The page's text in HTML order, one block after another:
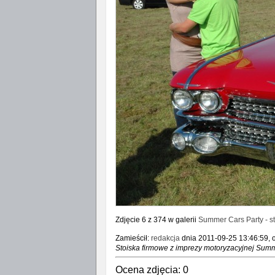
Zdjęcie 6 z 374 w galerii Summer Cars Party -
Zamieścił: redakcjadnia 2011-09-25 13:46:59,
Stoiska firmowe z imprezy motoryzacyjnej
Ocena zdjęcia: 0